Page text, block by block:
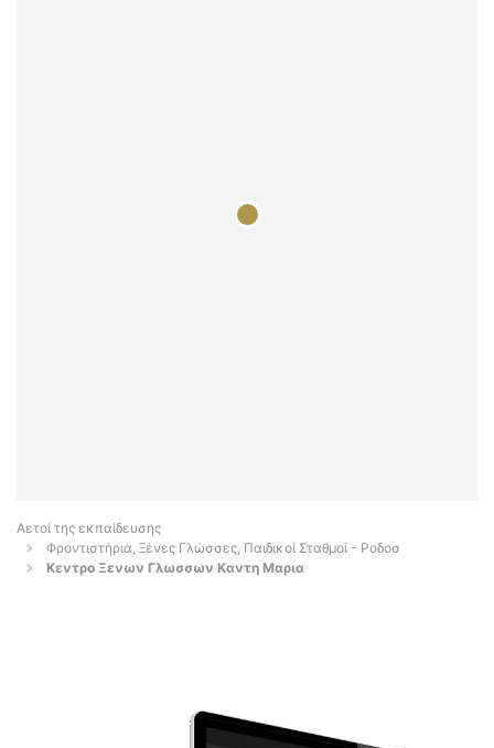
Αετοί της εκπαίδευσης
Φροντιστήρια, Ξένες Γλώσσες, Παιδικοί Σταθμοί - Ροδοσ
Κεντρο Ξενων Γλωσσων Καντη Μαρια